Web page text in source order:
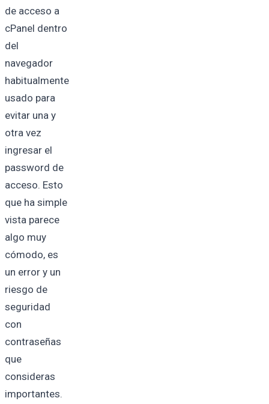
de acceso a
cPanel dentro
del
navegador
habitualmente
usado para
evitar una y
otra vez
ingresar el
password de
acceso. Esto
que ha simple
vista parece
algo muy
cómodo, es
un error y un
riesgo de
seguridad
con
contraseñas
que
consideras
importantes.